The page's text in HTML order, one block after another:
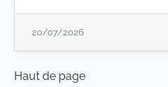
20/07/2026
Haut de page